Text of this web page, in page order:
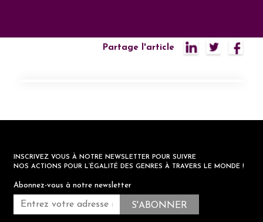
Partage l'article
INSCRIVEZ VOUS À NOTRE NEWSLETTER POUR SUIVRE
NOS ACTIONS POUR L’ÉGALITÉ DES GENRES À TRAVERS LE MONDE !
Abonnez-vous à notre newsletter